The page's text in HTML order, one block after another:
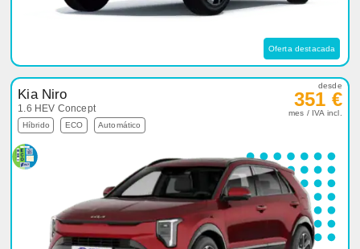
Oferta destacada
Kia Niro
1.6 HEV Concept
Híbrido ECO Automático
desde
351 €
mes / IVA incl.